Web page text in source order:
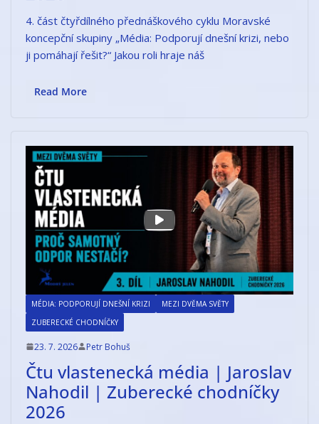
4. část čtyřdílného přednáškového cyklu Moravské
koncepční skupiny „Média: Podporují dnešní krizi, nebo
ji pomáhají řešit?“ Jakou roli hraje náš
Read More
MÉDIA: PODPORUJÍ DNEŠNÍ KRIZI
MEZI DVĚMA SVĚTY
ZUBERECKÉ CHODNÍČKY
23. 7. 2026 Petr Bohuš
Čtu vlastenecká média | Jaroslav
Nahodil | Zuberecké chodníčky
2026